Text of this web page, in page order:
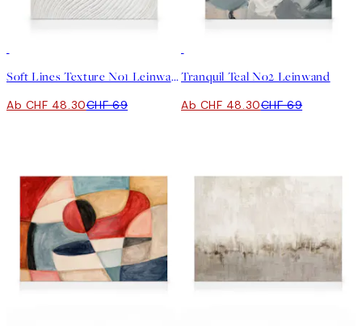
Soft Lines Texture No1 Leinwand
Ab CHF 48.30CHF 69
Tranquil Teal No2 Leinwand
Ab CHF 48.30CHF 69